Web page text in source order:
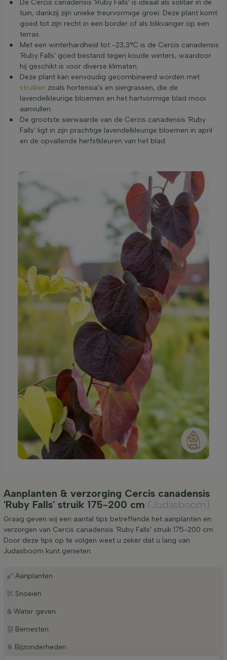
De Cercis canadensis 'Ruby Falls' is ideaal als solitair in de
tuin, dankzij zijn unieke treurvormige groei. Deze plant komt
goed tot zijn recht in een border of als blikvanger op een
terras.
Met een winterhardheid tot -23,3°C is de Cercis canadensis
'Ruby Falls' goed bestand tegen koude winters, waardoor
hij geschikt is voor diverse klimaten.
Deze plant kan eenvoudig gecombineerd worden met
struiken zoals hortensia's en siergrassen, die de
lavendelkleurige bloemen en het hartvormige blad mooi
aanvullen.
De grootste sierwaarde van de Cercis canadensis 'Ruby
Falls' ligt in zijn prachtige lavendelkleurige bloemen in april
en de opvallende herfstkleuren van het blad.
Aanplanten & verzorging Cercis canadensis
'Ruby Falls' struik 175-200 cm (Judasboom)
Graag geven wij een aantal tips betreffende het aanplanten en
verzorgen van Cercis canadensis 'Ruby Falls' struik 175-200 cm.
Door deze tips op te volgen weet u zeker dat u lang van
Judasboom kunt genieten.
Aanplanten
Snoeien
Water geven
Bemesten
Bijzonderheden